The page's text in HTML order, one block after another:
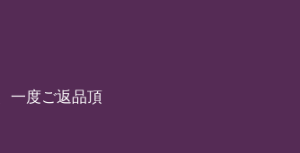
一度ご返品頂